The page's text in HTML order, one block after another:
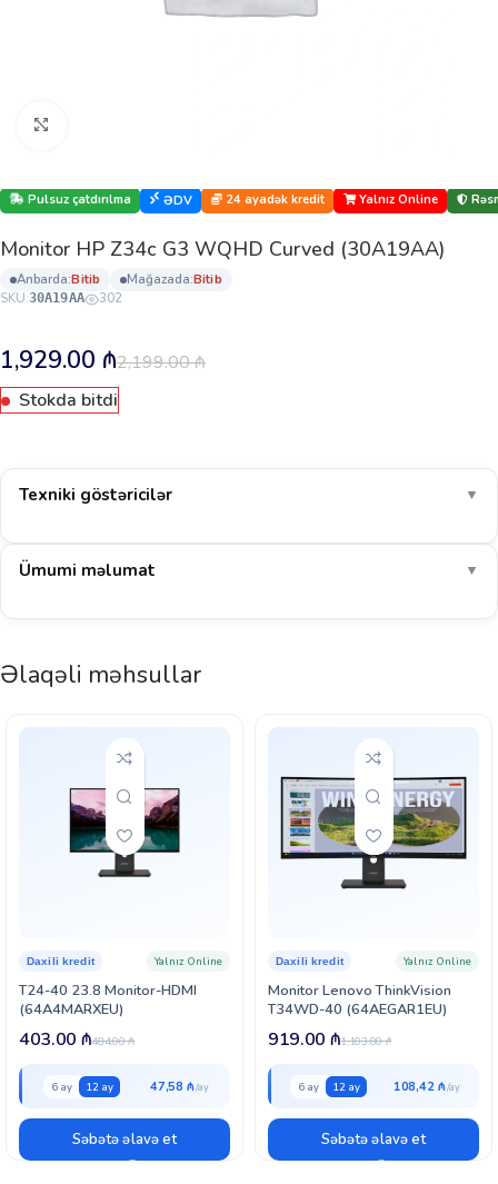
Pulsuz çatdırılma ƏDV 24 ayadək kredit Yalnız Online
Monitor HP Z34c G3 WQHD Curved (30A19AA)
anbarda: bi̇ti̇b mağazada: bi̇ti̇b
SKU:30A19AA 302
2,199.00₼
1,929.00 ₼
Stokda bitdi
Texniki göstəricilər ▼
Ümumi məlumat ▼
Əlaqəli məhsullar
T24-40 23.8 Monitor-HDMI
(64A4MARXEU)
Daxili kredit Yalnız Online
484.00₼
403.00 ₼
6 ay 12 ay 47,58 ₼
Səbətə əlavə et
Monitor Lenovo ThinkVision
T34WD-40 (64AEGAR1EU)
Daxili kredit Yalnız Online
1,103.00₼
919.00 ₼
6 ay 12 ay 108,42 ₼
Səbətə əlavə et